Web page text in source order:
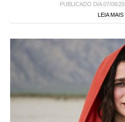
PUBLICADO DIA 07/08/
LEIA MAIS